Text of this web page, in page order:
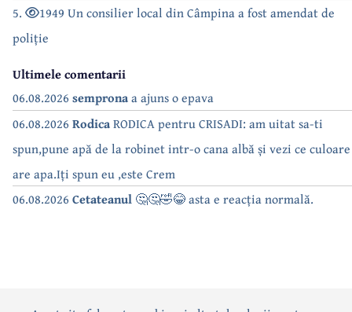
5.
1949 Un consilier local din Câmpina a fost amendat de
poliție
Ultimele comentarii
06.08.2026 sempronaa ajuns o epava
06.08.2026 RodicaRODICA pentru CRISADI: am uitat sa-ti
spun,pune apă de la robinet intr-o cana albă și vezi ce culoare
are apa.Iți spun eu ,este Crem
06.08.2026 Cetateanul 🤔🤔🤣😂 asta e reacția normală.